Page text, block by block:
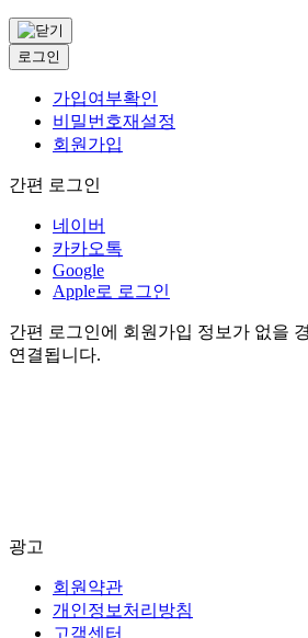
로그인
가입여부확인
비밀번호재설정
회원가입
간편 로그인
네이버
카카오톡
Google
Apple로 로그인
간편 로그인에 회원가입 정보가 없을
연결됩니다.
광고
회원약관
개인정보처리방침
고객센터